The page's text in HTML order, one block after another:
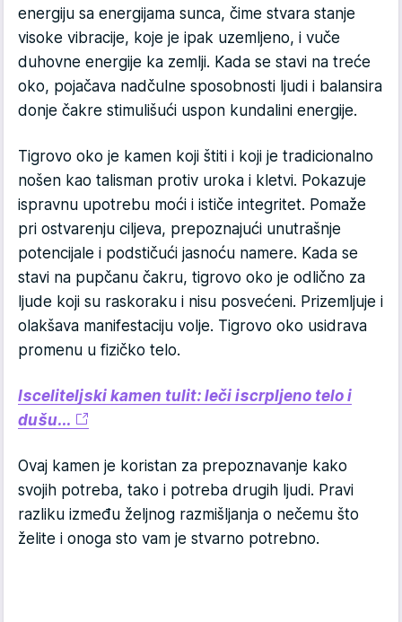
energiju sa energijama sunca, čime stvara stanje
visoke vibracije, koje je ipak uzemljeno, i vuče
duhovne energije ka zemlji. Kada se stavi na treće
oko, pojačava nadčulne sposobnosti ljudi i balansira
donje čakre stimulišući uspon kundalini energije.
Tigrovo oko je kamen koji štiti i koji je tradicionalno
nošen kao talisman protiv uroka i kletvi. Pokazuje
ispravnu upotrebu moći i ističe integritet. Pomaže
pri ostvarenju ciljeva, prepoznajući unutrašnje
potencijale i podstičući jasnoću namere. Kada se
stavi na pupčanu čakru, tigrovo oko je odlično za
ljude koji su raskoraku i nisu posvećeni. Prizemljuje i
olakšava manifestaciju volje. Tigrovo oko usidrava
promenu u fizičko telo.
Isceliteljski kamen tulit: leči iscrpljeno telo i
dušu...
Ovaj kamen je koristan za prepoznavanje kako
svojih potreba, tako i potreba drugih ljudi. Pravi
razliku između željnog razmišljanja o nečemu što
želite i onoga sto vam je stvarno potrebno.